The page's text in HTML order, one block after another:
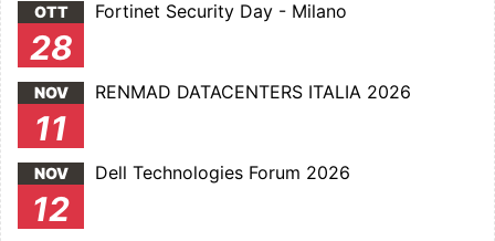
OTT
28
Fortinet Security Day - Milano
NOV
11
RENMAD DATACENTERS ITALIA 2026
NOV
12
Dell Technologies Forum 2026